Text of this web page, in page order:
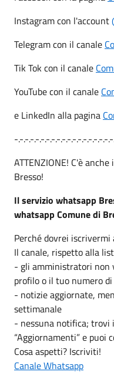
Instagram con l'account
Telegram con il canale
Tik Tok con il canale
YouTube con il canale
e LinkedIn alla pagina
-.-.-.-.-.-.-.-.-.-.-.-.-.-.-.-.-.-
ATTENZIONE! C'è anche
Bresso!
Il servizio whatsapp
whatsapp Comune di
Perché dovrei iscrivermi
Il canale, rispetto alla
- gli amministratori non
profilo o il tuo numero
- notizie aggiornate,
settimanale
- nessuna notifica; trovi
“Aggiornamenti” e puoi
Cosa aspetti? Iscriviti!
Canale Whatsapp